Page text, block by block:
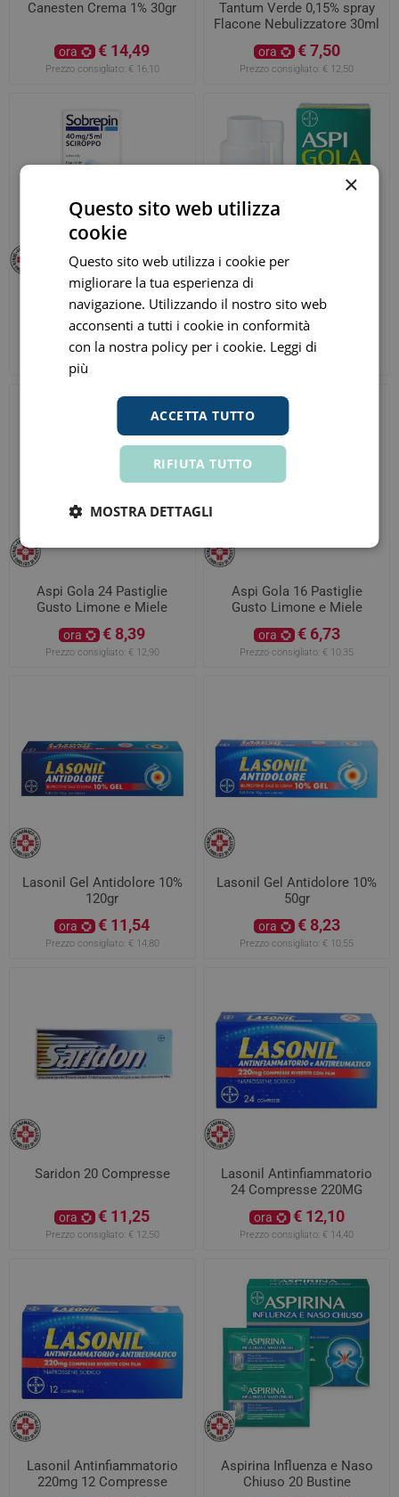
Canesten Crema 1% 30gr
ora € 14,49
Prezzo consigliato: € 16,10
Tantum Verde 0,15% spray
Flacone Nebulizzatore 30ml
ora € 7,50
Prezzo consigliato: € 12,50
Sobrepin Sciroppo 200ml
40mg/5ml
ora € 10,35
Aspi Gola Spray 0,25% 15ml
ora € 7,70
Aspi Gola 24 Pastiglie
Gusto Limone e Miele
ora € 8,39
Prezzo consigliato: € 12,90
Aspi Gola 16 Pastiglie
Gusto Limone e Miele
ora € 6,73
Prezzo consigliato: € 10,35
Lasonil Gel Antidolore 10%
120gr
ora € 11,54
Prezzo consigliato: € 14,80
Lasonil Gel Antidolore 10%
50gr
ora € 8,23
Prezzo consigliato: € 10,55
Saridon 20 Compresse
ora € 11,25
Prezzo consigliato: € 12,50
Lasonil Antinfiammatorio
24 Compresse 220MG
ora € 12,10
Prezzo consigliato: € 14,40
Lasonil Antinfiammatorio
220mg 12 Compresse
Aspirina Influenza e Naso
Chiuso 20 Bustine
×
Questo sito web utilizza
cookie
Questo sito web utilizza i cookie per
migliorare la tua esperienza di
navigazione. Utilizzando il nostro sito web
acconsenti a tutti i cookie in conformità
con la nostra policy per i cookie. Leggi di
più
ACCETTA TUTTO
RIFIUTA TUTTO
MOSTRA DETTAGLI